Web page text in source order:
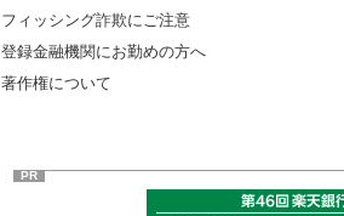
フィッシング詐欺にご注意
登録金融機関にお勤めの方へ
著作権について
PR